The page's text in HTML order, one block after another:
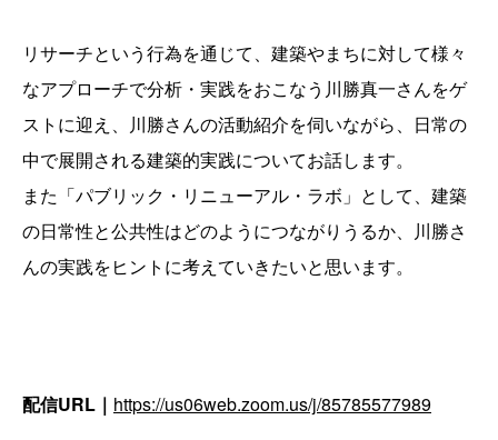
リサーチという行為を通じて、建築やまちに対して様々
なアプローチで分析・実践をおこなう川勝真一さんをゲ
ストに迎え、川勝さんの活動紹介を伺いながら、日常の
中で展開される建築的実践についてお話します。
また「パブリック・リニューアル・ラボ」として、建築
の日常性と公共性はどのようにつながりうるか、川勝さ
んの実践をヒントに考えていきたいと思います。
配信URL｜ https://us06web.zoom.us/j/85785577989